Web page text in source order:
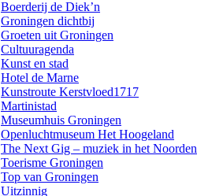
Boerderij de Diek’n
Groningen dichtbij
Groeten uit Groningen
Cultuuragenda
Kunst en stad
Hotel de Marne
Kunstroute Kerstvloed1717
Martinistad
Museumhuis Groningen
Openluchtmuseum Het Hoogeland
The Next Gig – muziek in het Noorden
Toerisme Groningen
Top van Groningen
Uitzinnig